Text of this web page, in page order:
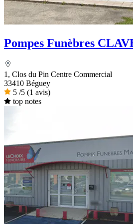
Pompes Funèbres
1, Clos du Pin Centre Commercial
33410 Béguey
5 /5 (1 avis)
top notes